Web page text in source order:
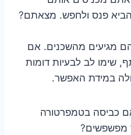
פנס ולחפש. מצאתם?
מגיעים מהשכנים. אם
שימו לב לבעיות דומות
במידת האפשר.
כביסה בטמפרטורה
מפשפשים?